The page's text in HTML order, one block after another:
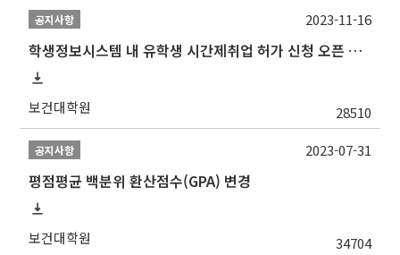
공지사항
학생정보시스템 내 유학생 시간제취업 허가 신청 오픈 안내
보건대학원 28510
2023-11-16
공지사항
평점평균 백분위 환산점수(GPA) 변경
보건대학원 34704
2023-07-31